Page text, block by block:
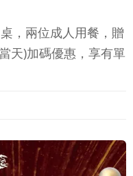
，兩位成人用餐，贈
天)加碼優惠，享有單